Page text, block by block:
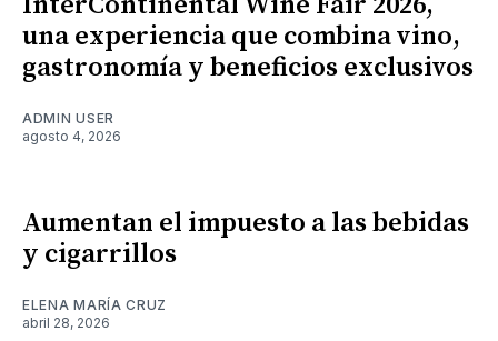
una experiencia que combina vino,
gastronomía y beneficios exclusivos
ADMIN USER
agosto 4, 2026
Aumentan el impuesto a las bebidas
y cigarrillos
ELENA MARÍA CRUZ
abril 28, 2026